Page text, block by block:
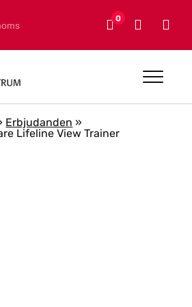
0
Erbjudanden »
Lifeline View Trainer